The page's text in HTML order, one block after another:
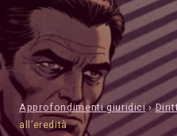
Approfondimenti giuridici›
all’eredità